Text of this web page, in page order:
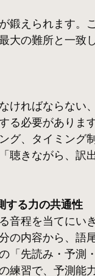
鍛えられます。
大の難所と一致
ければならない
る必要があります
グ、タイミング
聴きながら、訳
する力の共通性
音程を当てにい
の内容から、語
「先読み・予測
練習で、予測能